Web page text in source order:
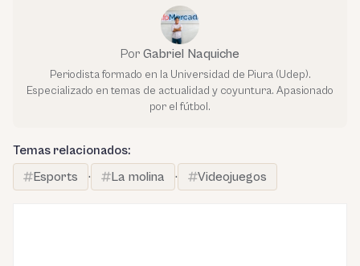
Por Gabriel Naquiche
Periodista formado en la Universidad de Piura (Udep).
Especializado en temas de actualidad y coyuntura. Apasionado
por el fútbol.
Temas relacionados:
Esports
· La molina · Videojuegos